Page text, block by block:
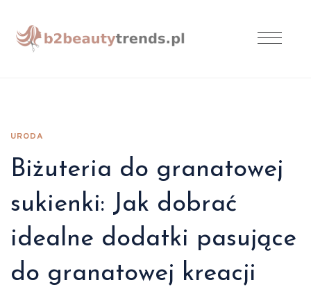
URODA
Biżuteria do granatowej
sukienki: Jak dobrać
idealne dodatki pasujące
do granatowej kreacji